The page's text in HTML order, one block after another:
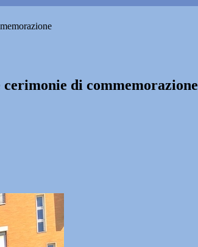
di commemorazione